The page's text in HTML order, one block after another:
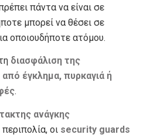
πάντα να είναι σε
μπορεί να θέσει σε
οποιουδήποτε ατόμου.
διασφάλιση της
έγκλημα, πυρκαγιά ή
.
ανάγκης
οιsecurity guards